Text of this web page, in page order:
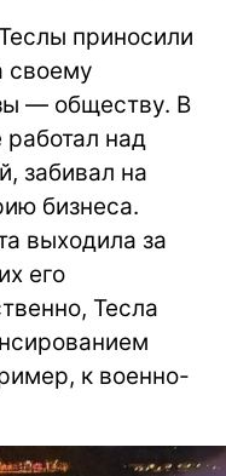
приносили
своему
— обществу. В
работал над
забивал на
бизнеса.
выходила за
его
Тесла
к военно-